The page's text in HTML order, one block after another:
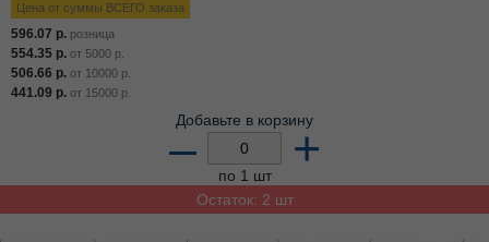
Цена от суммы ВСЕГО заказа
596.07 р. розница
554.35 р. от 5000 р.
506.66 р. от 10000 р.
441.09 р. от 15000 р.
Добавьте в корзину
– +
по 1 шт
Остаток: 2 шт